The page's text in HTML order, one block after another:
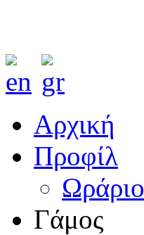
Αρχική
Προφίλ
Ωράριο
Γάμος